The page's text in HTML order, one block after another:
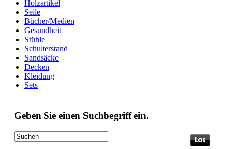
Holzartikel
Seile
Bücher/Medien
Gesundheit
Stühle
Schulterstand
Sandsäcke
Decken
Kleidung
Sets
Geben Sie einen Suchbegriff ein.